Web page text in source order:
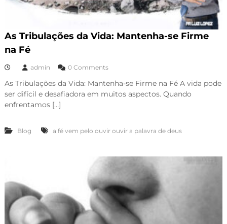
As Tribulações da Vida: Mantenha-se Firme
na Fé
admin 0 Comments
As Tribulações da Vida: Mantenha-se Firme na Fé A vida pode
ser difícil e desafiadora em muitos aspectos. Quando
enfrentamos […]
Blog a fé vem pelo ouvir ouvir a palavra de deus